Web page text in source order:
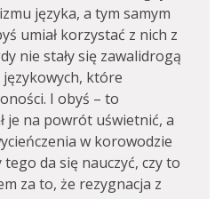
języka, a tym samym
umiał korzystać z nich z
nie stały się zawalidrogą
które
I obyś – to
je na powrót uświetnić, a
w korowodzie
tego da się nauczyć, czy to
za to, że rezygnacja z